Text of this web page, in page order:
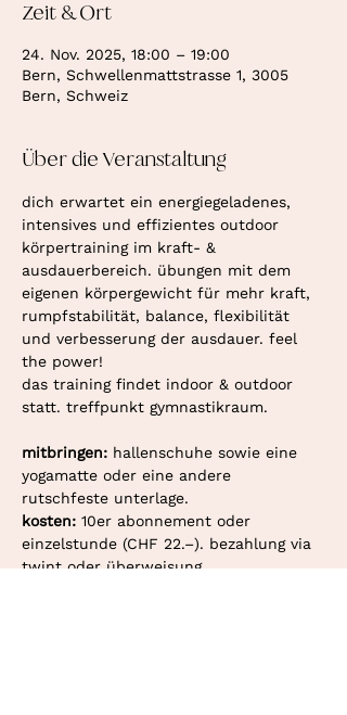
Zeit & Ort
24. Nov. 2025, 18:00 – 19:00
Bern, Schwellenmattstrasse 1, 3005
Bern, Schweiz
Über die Veranstaltung
dich erwartet ein energiegeladenes,
intensives und effizientes outdoor
körpertraining im kraft- &
ausdauerbereich. übungen mit dem
eigenen körpergewicht für mehr kraft,
rumpfstabilität, balance, flexibilität
und verbesserung der ausdauer. feel
the power!
das training findet indoor & outdoor
statt. treffpunkt gymnastikraum.
mitbringen: hallenschuhe sowie eine
yogamatte oder eine andere
rutschfeste unterlage.
kosten: 10er abonnement oder
einzelstunde (CHF 22.–). bezahlung via
twint oder überweisung.